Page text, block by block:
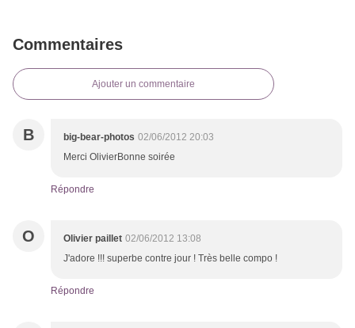
Commentaires
Ajouter un commentaire
B big-bear-photos 02/06/2012 20:03
Merci OlivierBonne soirée
Répondre
O Olivier paillet 02/06/2012 13:08
J'adore !!! superbe contre jour ! Très belle compo !
Répondre